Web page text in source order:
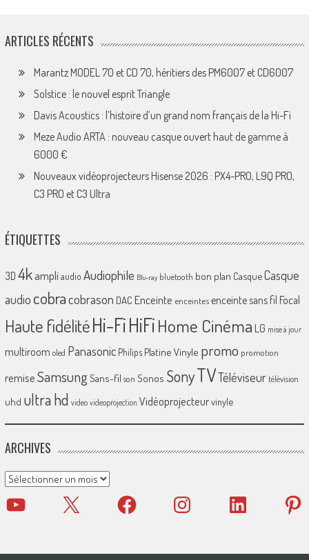
ARTICLES RÉCENTS
Marantz MODEL 70 et CD 70, héritiers des PM6007 et CD6007
Solstice : le nouvel esprit Triangle
Davis Acoustics : l’histoire d’un grand nom français de la Hi-Fi
Meze Audio ARTA : nouveau casque ouvert haut de gamme à
6000 €
Nouveaux vidéoprojecteurs Hisense 2026 : PX4-PRO, L9Q PRO,
C3 PRO et C3 Ultra
ÉTIQUETTES
3D 4k ampliaudio Audiophile Blu-ray bluetooth bon plan CasqueCasque
audio cobracobrason DAC Enceinte enceintes enceinte sans fil Focal
Haute fidélitéHi-FiHiFiHome Cinéma LG mise à jour
multiroom oled Panasonic Philips Platine Vinyle promo promotion
remiseSamsungSans-fil son Sonos SonyTVTéléviseur télévision
uhd ultra hd video videoprojection Vidéoprojecteurvinyle
ARCHIVES
Archives
YouTube X Facebook Instagram LinkedIn